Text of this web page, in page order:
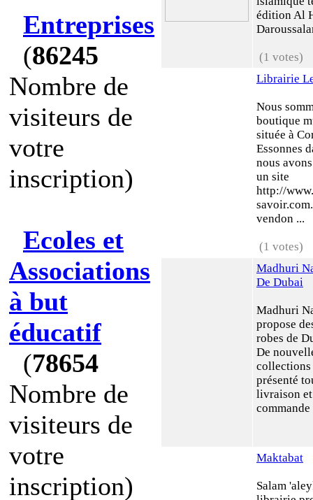
Entreprises
(86245
Nombre de
visiteurs de
votre
inscription)
Ecoles et
Associations
à but
éducatif
(78654
Nombre de
visiteurs de
votre
inscription)
édition Al
(1 votes)
Librairie
Nous
boutique
située à
Essonnes
nous
un site
http://
vendon ...
(1 votes)
Madhuri
De Dubai
Madhuri
propose
robes de
De
collections
présenté
livraison
Maktabat
Salam